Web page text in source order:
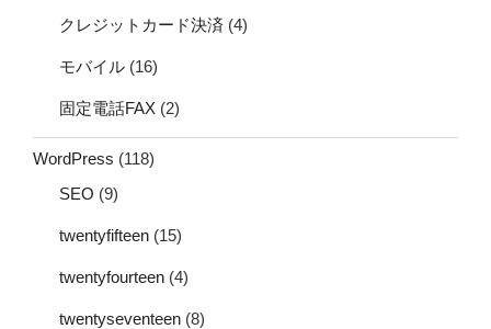
クレジットカード決済 (4)
モバイル (16)
固定電話FAX (2)
WordPress (118)
SEO (9)
twentyfifteen (15)
twentyfourteen (4)
twentyseventeen (8)